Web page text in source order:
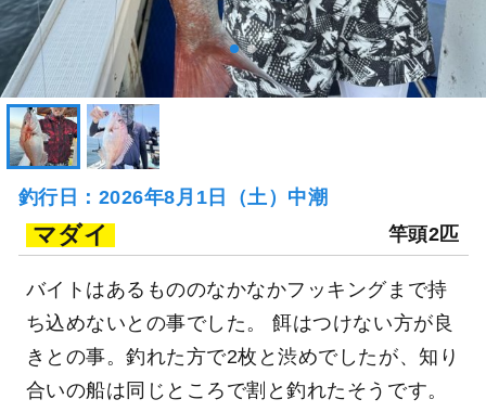
釣行日：2026年8月1日（土）中潮
マダイ 竿頭2匹
バイトはあるもののなかなかフッキングまで持
ち込めないとの事でした。 餌はつけない方が良
きとの事。釣れた方で2枚と渋めでしたが、知り
合いの船は同じところで割と釣れたそうです。